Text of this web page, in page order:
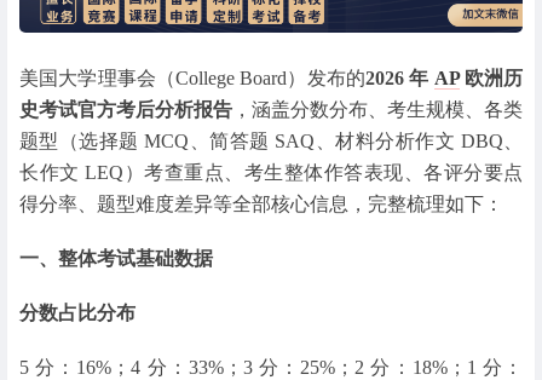
美国大学理事会（College Board）发布的2026 年 AP欧洲历
史考试官方考后分析报告 ，涵盖分数分布、考生规模、各类
题型（选择题 MCQ、简答题 SAQ、材料分析作文 DBQ、
长作文 LEQ）考查重点、考生整体作答表现、各评分要点
得分率、题型难度差异等全部核心信息，完整梳理如下：
一、整体考试基础数据
分数占比分布
5 分：16%；4 分：33%；3 分：25%；2 分：18%；1 分：